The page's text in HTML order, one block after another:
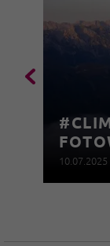
10.07.2025